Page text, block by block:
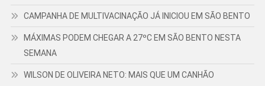
CAMPANHA DE MULTIVACINAÇÃO JÁ INICIOU EM SÃO BENTO
MÁXIMAS PODEM CHEGAR A 27ºC EM SÃO BENTO NESTA
SEMANA
WILSON DE OLIVEIRA NETO: MAIS QUE UM CANHÃO